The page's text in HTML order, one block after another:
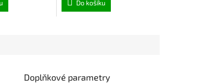
Do košíku
Doplňkové parametry